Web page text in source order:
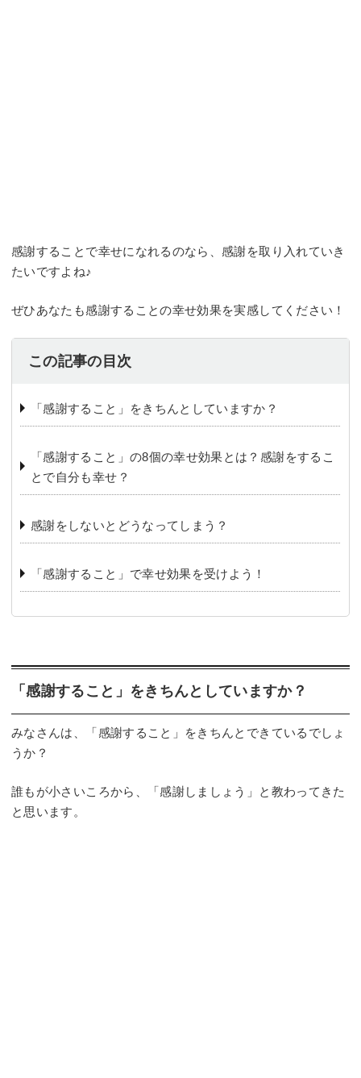
感謝することで幸せになれるのなら、感謝を取り入れていき
たいですよね♪
ぜひあなたも感謝することの幸せ効果を実感してください！
この記事の目次
「感謝すること」をきちんとしていますか？
「感謝すること」の8個の幸せ効果とは？感謝をするこ
とで自分も幸せ？
感謝をしないとどうなってしまう？
「感謝すること」で幸せ効果を受けよう！
「感謝すること」をきちんとしていますか？
みなさんは、「感謝すること」をきちんとできているでしょ
うか？
誰もが小さいころから、「感謝しましょう」と教わってきた
と思います。